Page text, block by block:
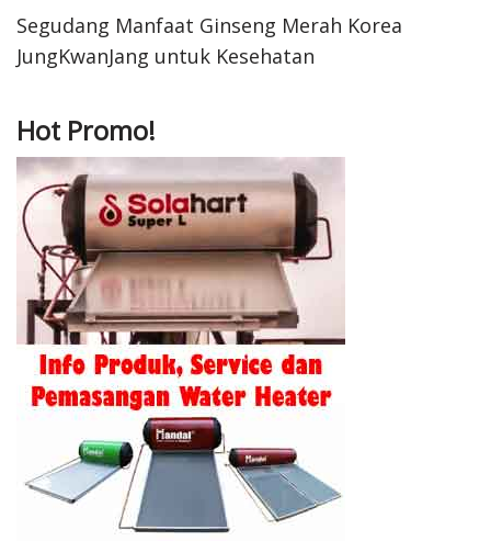
Segudang Manfaat Ginseng Merah Korea
JungKwanJang untuk Kesehatan
Hot Promo!